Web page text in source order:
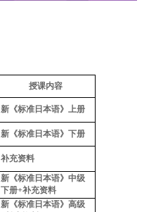
授课内容
新《标准日本语》上册
新《标准日本语》下册
补充资料
新《标准日本语》中级
下册+补充资料
新《标准日本语》高级